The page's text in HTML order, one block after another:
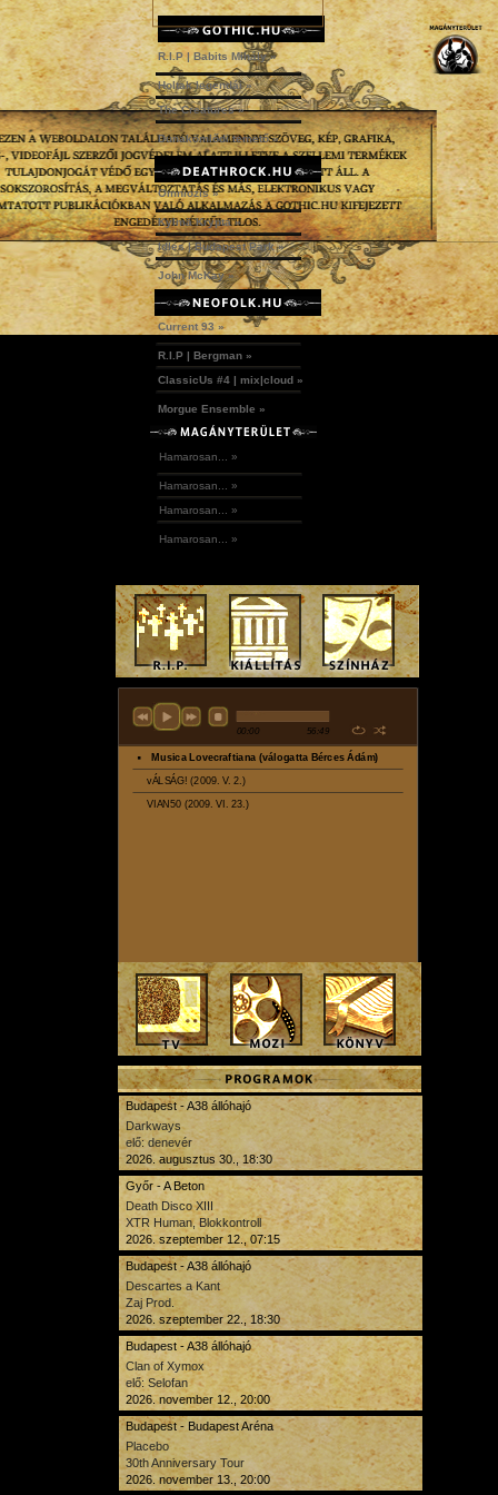
R.I.P | Babits Mihály »
Holtak legendái »
The Creatures »
Dunakömlődi temető »
Omniozis »
Kylmä Krypta »
Idles | Budapest Park »
John McKay »
Current 93 »
R.I.P | Bergman »
ClassicUs #4 | mix|cloud »
Morgue Ensemble »
Hamarosan... »
Hamarosan... »
Hamarosan... »
Hamarosan... »
Budapest - A38 állóhajó
Darkways
elő: denevér
2026. augusztus 30., 18:30
Győr - A Beton
Death Disco XIII
XTR Human, Blokkontroll
2026. szeptember 12., 07:15
Budapest - A38 állóhajó
Descartes a Kant
Zaj Prod.
2026. szeptember 22., 18:30
Budapest - A38 állóhajó
Clan of Xymox
elő: Selofan
2026. november 12., 20:00
Budapest - Budapest Aréna
Placebo
30th Anniversary Tour
2026. november 13., 20:00